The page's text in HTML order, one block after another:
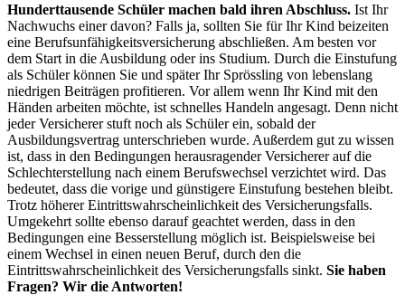
Hunderttausende Schüler machen bald ihren Abschluss. Ist Ihr
Nachwuchs einer davon? Falls ja, sollten Sie für Ihr Kind beizeiten
eine Berufsunfähigkeitsversicherung abschließen. Am besten vor
dem Start in die Ausbildung oder ins Studium. Durch die Einstufung
als Schüler können Sie und später Ihr Sprössling von lebenslang
niedrigen Beiträgen profitieren. Vor allem wenn Ihr Kind mit den
Händen arbeiten möchte, ist schnelles Handeln angesagt. Denn nicht
jeder Versicherer stuft noch als Schüler ein, sobald der
Ausbildungsvertrag unterschrieben wurde. Außerdem gut zu wissen
ist, dass in den Bedingungen herausragender Versicherer auf die
Schlechterstellung nach einem Berufswechsel verzichtet wird. Das
bedeutet, dass die vorige und günstigere Einstufung bestehen bleibt.
Trotz höherer Eintrittswahrscheinlichkeit des Versicherungsfalls.
Umgekehrt sollte ebenso darauf geachtet werden, dass in den
Bedingungen eine Besserstellung möglich ist. Beispielsweise bei
einem Wechsel in einen neuen Beruf, durch den die
Eintrittswahrscheinlichkeit des Versicherungsfalls sinkt. Sie haben
Fragen? Wir die Antworten!